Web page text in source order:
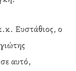
Ευστάθιος, ο
αυτό,